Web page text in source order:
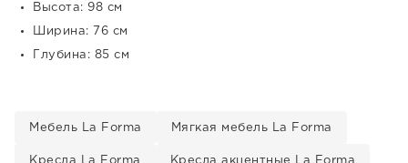
Высота: 98 см
Ширина: 76 см
Глубина: 85 см
Мебель La Forma Мягкая мебель La Forma
Кресла La Forma Кресла акцентные La Forma